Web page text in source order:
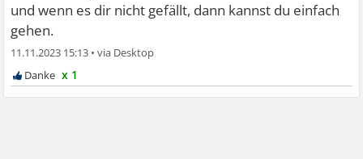
und wenn es dir nicht gefällt, dann kannst du einfach
gehen.
11.11.2023 15:13 •
x 1